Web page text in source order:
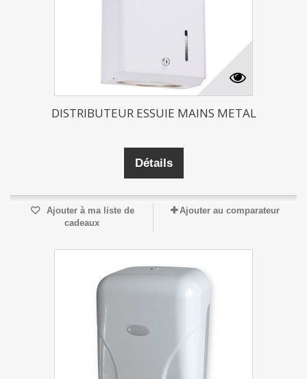
DISTRIBUTEUR ESSUIE MAINS METAL
Détails
Ajouter à ma liste de
cadeaux
Ajouter au comparateur